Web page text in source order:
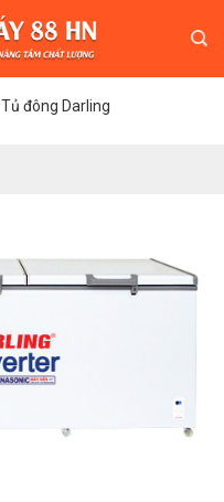
Tủ đông Darling